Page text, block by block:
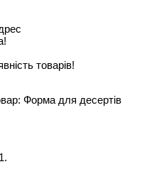
товарів!
Форма для десертів